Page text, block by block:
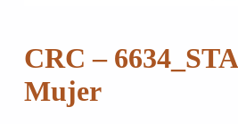
CRC –
Mujer